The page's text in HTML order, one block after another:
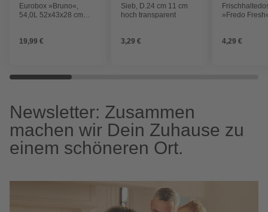
Eurobox »Bruno«,
54,0L 52x43x28 cm
19,99 €
Sieb, D.24 cm 11 cm
hoch transparent
3,29 €
»Fredo
4,29 €
Newsletter: Zusammen
machen wir Dein Zuhause zu
einem schöneren Ort.